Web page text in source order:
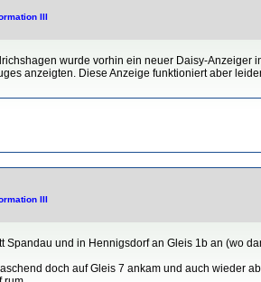
III
wurde vorhin ein neuer Daisy-
anzeigten. Diese Anzeige funktioniert aber
III
Spandau und in Hennigsdorf an Gleis 1b an (wo
doch auf Gleis 7 ankam und auch wieder